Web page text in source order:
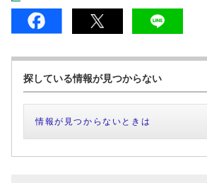
探している情報が見つからない
情報が見つからないときは